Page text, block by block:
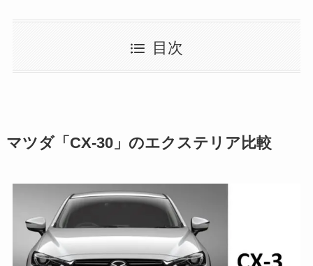
目次
マツダ「CX-30」のエクステリア比較